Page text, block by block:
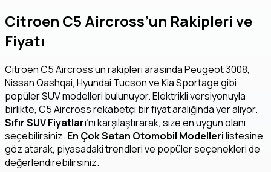
Citroen C5 Aircross’un Rakipleri ve
Fiyatı
Citroen C5 Aircross’un rakipleri arasında Peugeot 3008,
Nissan Qashqai, Hyundai Tucson ve Kia Sportage gibi
popüler SUV modelleri bulunuyor. Elektrikli versiyonuyla
birlikte, C5 Aircross rekabetçi bir fiyat aralığında yer alıyor.
Sıfır SUV Fiyatları‘nı karşılaştırarak, size en uygun olanı
seçebilirsiniz. En Çok Satan Otomobil Modellerilistesine
göz atarak, piyasadaki trendleri ve popüler seçenekleri de
değerlendirebilirsiniz.